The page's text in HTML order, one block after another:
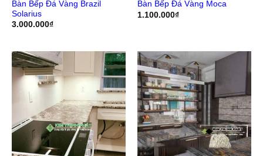
Bàn Bếp Đá Vàng Brazil
Solarius
3.000.000₫
Bàn Bếp Đá Vàng Moca
1.100.000₫